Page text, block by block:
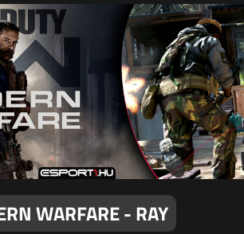
WARFARE - RAY